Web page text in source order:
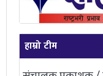
हाम्रो टीम